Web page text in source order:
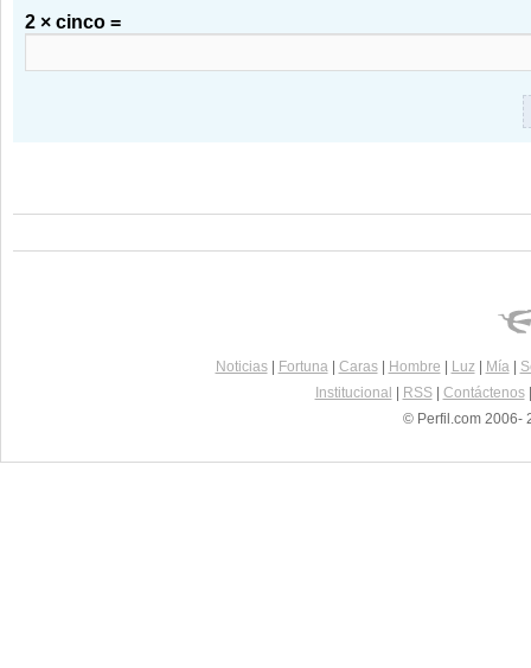
2 × cinco =
Noticias| Fortuna| Caras| Hombre Luz| Mía|
Institucional
RSS| Contáctenos
© Perfil.com 2006-